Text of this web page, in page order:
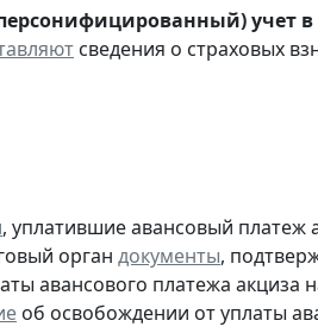
учет в
сведения о страховых
, уплатившие авансовый платеж
орган документы,
авансового платежа акциза
об освобождении от уплаты